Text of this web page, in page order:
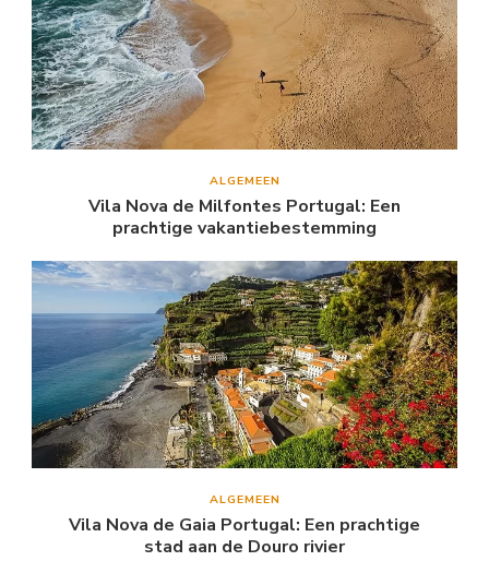
ALGEMEEN
Vila Nova de Milfontes Portugal: Een
prachtige vakantiebestemming
ALGEMEEN
Vila Nova de Gaia Portugal: Een prachtige
stad aan de Douro rivier